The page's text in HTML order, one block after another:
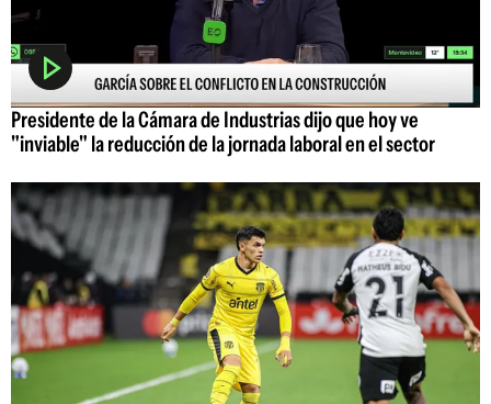
Presidente de la Cámara de Industrias dijo que hoy ve
"inviable" la reducción de la jornada laboral en el sector